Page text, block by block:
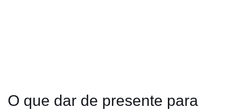
O que dar de presente para